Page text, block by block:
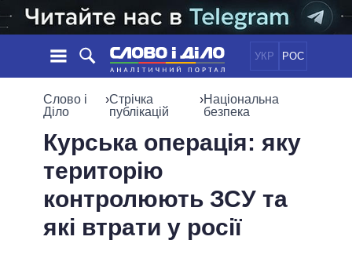
УКР РОС
НОВИНИ
ПОДІЇ
СТАТТІ
ДУМКИ
ОГЛЯДИ
ПОЛІТИКА
ЕКОНОМІКА
СВІТ
ПОЛIТИКИ
УСІ ПОЛІТИКИ
ПРЕЗИДЕНТ І ОФІС
ІНФОГРАФІКА
ВІДЕО
Слово і
Діло
›Стрічка
публікацій
›Національна
безпека
Курська операція: яку
територію
контролюють ЗСУ та
які втрати у росії